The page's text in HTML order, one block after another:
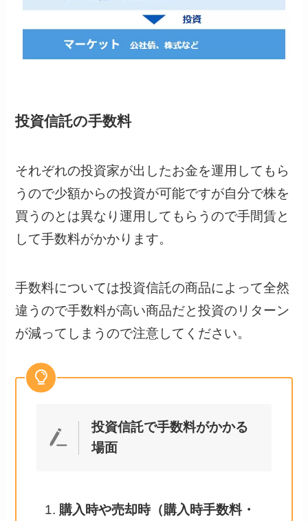
投資信託の手数料
それぞれの投資家が出したお金を運用してもら
うので少額からの投資が可能ですが自分で株を
買うのとは異なり運用してもらうので手間賃と
して手数料がかかります。
手数料については投資信託の商品によって全然
違うので手数料が高い商品だと投資のリターン
が減ってしまうので注意してください。
投資信託で手数料がかかる
場面
購入時や売却時（購入時手数料・